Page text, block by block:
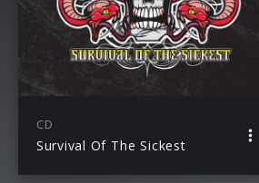
CD
Survival Of The Sickest